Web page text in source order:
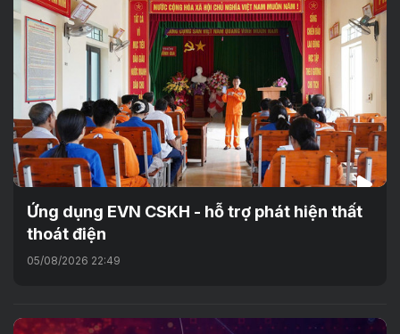
Ứng dụng EVN CSKH - hỗ trợ phát hiện thất
thoát điện
05/08/2026 22:49